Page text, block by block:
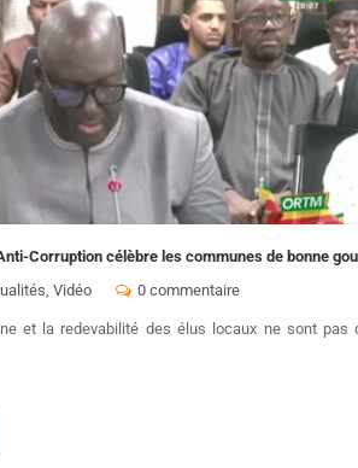
Corruption célèbre les communes de bonne
, Vidéo 0 commentaire
et la redevabilité des élus locaux ne sont